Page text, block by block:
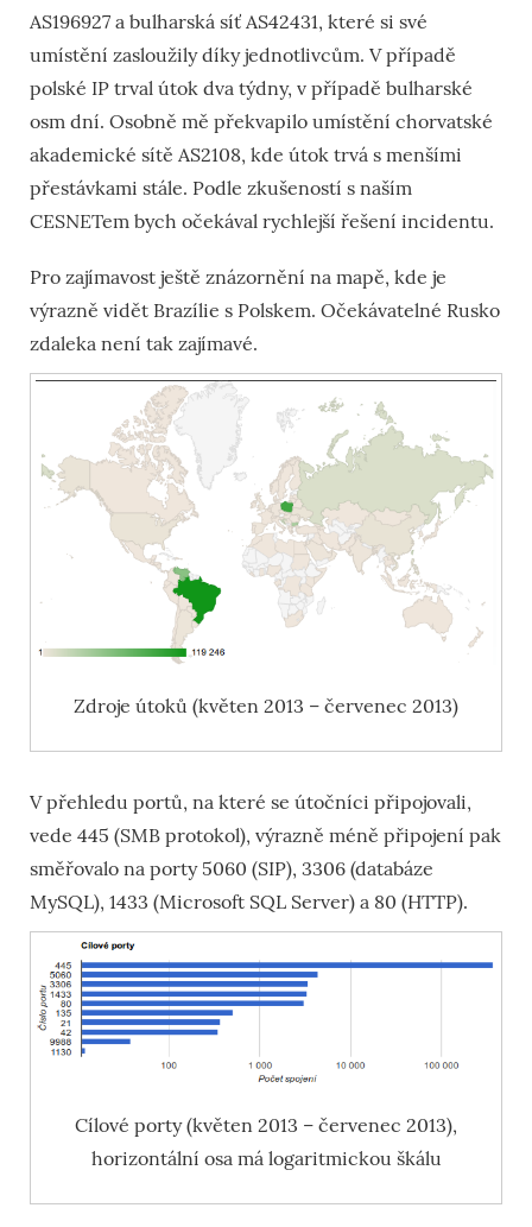
AS196927 a bulharská síť AS42431, které si své
umístění zasloužily díky jednotlivcům. V případě
polské IP trval útok dva týdny, v případě bulharské
osm dní. Osobně mě překvapilo umístění chorvatské
akademické sítě AS2108, kde útok trvá s menšími
přestávkami stále. Podle zkušeností s naším
CESNETem bych očekával rychlejší řešení incidentu.
Pro zajímavost ještě znázornění na mapě, kde je
výrazně vidět Brazílie s Polskem. Očekávatelné Rusko
zdaleka není tak zajímavé.
Zdroje útoků (květen 2013 – červenec 2013)
V přehledu portů, na které se útočníci připojovali,
vede 445 (SMB protokol), výrazně méně připojení pak
směřovalo na porty 5060 (SIP), 3306 (databáze
MySQL), 1433 (Microsoft SQL Server) a 80 (HTTP).
Cílové porty (květen 2013 – červenec 2013),
horizontální osa má logaritmickou škálu